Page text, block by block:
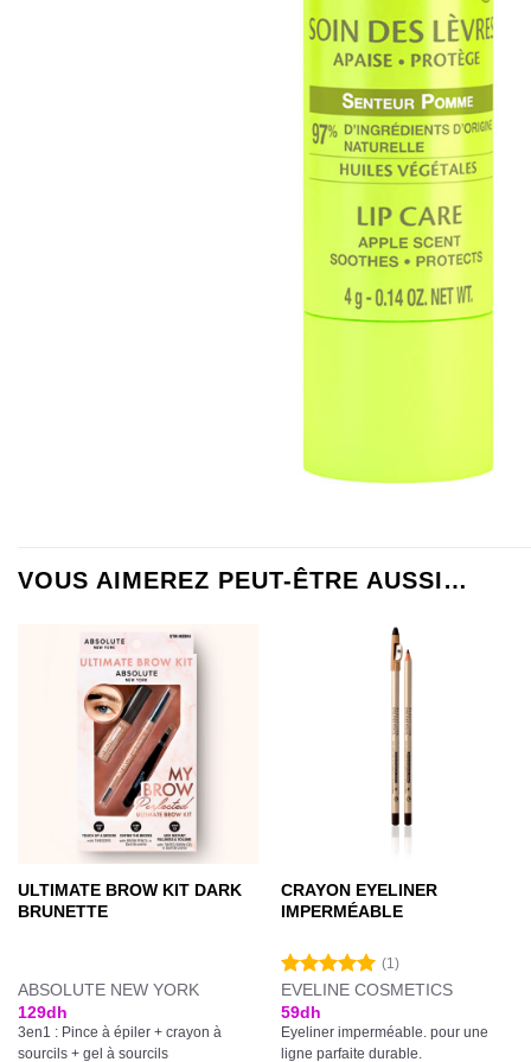
VOUS AIMEREZ PEUT-ÊTRE AUSSI…
ULTIMATE BROW KIT DARK
BRUNETTE
ABSOLUTE NEW YORK
129dh
3en1 : Pince à épiler + crayon à
sourcils + gel à sourcils
CRAYON EYELINER
IMPERMÉABLE
Note 5.00
sur 5
(1)
EVELINE COSMETICS
59dh
Eyeliner imperméable. pour une
ligne parfaite durable.